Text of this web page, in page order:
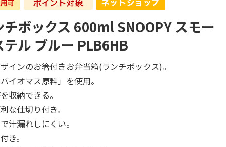
チボックス 600ml SNOOPY スモー
テル ブルー PLB6HB
インのお箸付きお弁当箱(ランチボックス)。
イオマス原料」を使用。
収納できる。
な仕切り付き。
汁漏れしにくい。
き。